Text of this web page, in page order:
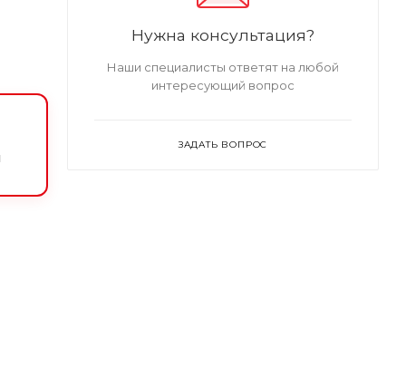
Нужна консультация?
Наши специалисты ответят на любой
интересующий вопрос
ЗАДАТЬ ВОПРОС